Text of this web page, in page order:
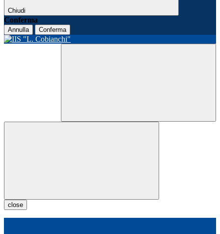
Chiudi
Conferma
Annulla Conferma
close